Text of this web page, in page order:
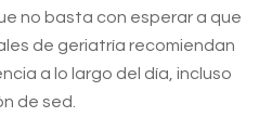
no basta con esperar a que
de geriatría recomiendan
a lo largo del día, incluso
de sed.